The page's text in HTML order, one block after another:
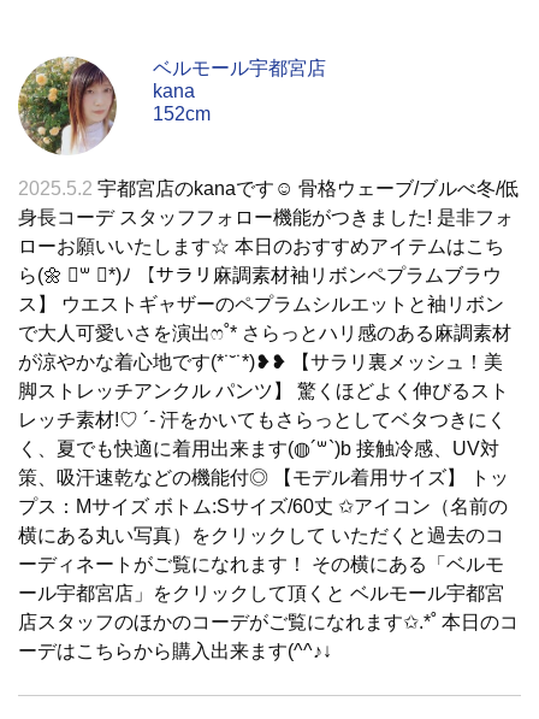
ベルモール宇都宮店
kana
152cm
2025.5.2 宇都宮店のkanaです☺︎ 骨格ウェーブ/ブルべ冬/低
身長コーデ スタッフフォロー機能がつきました! 是非フォ
ローお願いいたします☆ 本日のおすすめアイテムはこち
ら(🌼 ॑꒳ ॑*)ﾉ 【サラリ麻調素材袖リボンペプラムブラウ
ス】 ウエストギャザーのペプラムシルエットと袖リボン
で大人可愛いさを演出ෆ˚* さらっとハリ感のある麻調素材
が涼やかな着心地です(*˙˘˙*)❥❥ 【サラリ裏メッシュ！美
脚ストレッチアンクル パンツ】 驚くほどよく伸びるスト
レッチ素材!♡ ´‐ 汗をかいてもさらっとしてベタつきにく
く、夏でも快適に着用出来ます(◍´꒳`)b 接触冷感、UV対
策、吸汗速乾などの機能付◎ 【モデル着用サイズ】 トッ
プス：Mサイズ ボトム:Sサイズ/60丈 ✩アイコン（名前の
横にある丸い写真）をクリックして いただくと過去のコ
ーディネートがご覧になれます！ その横にある「ベルモ
ール宇都宮店」をクリックして頂くと ベルモール宇都宮
店スタッフのほかのコーデがご覧になれます✩.*˚ 本日のコ
ーデはこちらから購入出来ます(^^♪↓